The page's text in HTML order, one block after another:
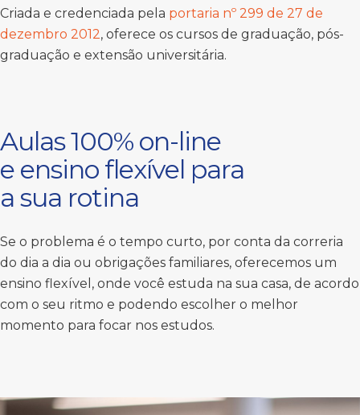
Criada e credenciada pela portaria nº 299 de 27 de
dezembro 2012, oferece os cursos de graduação, pós-
graduação e extensão universitária.
Aulas 100% on-line
e ensino flexível para
a sua rotina
Se o problema é o tempo curto, por conta da correria
do dia a dia ou obrigações familiares, oferecemos um
ensino flexível, onde você estuda na sua casa, de acordo
com o seu ritmo e podendo escolher o melhor
momento para focar nos estudos.